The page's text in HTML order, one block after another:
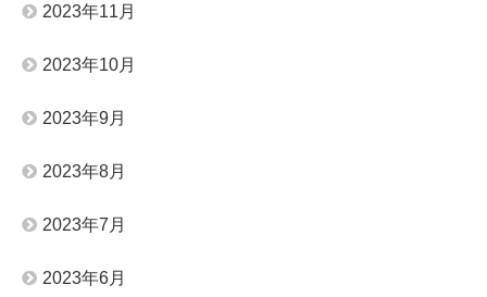
2023年11月
2023年10月
2023年9月
2023年8月
2023年7月
2023年6月